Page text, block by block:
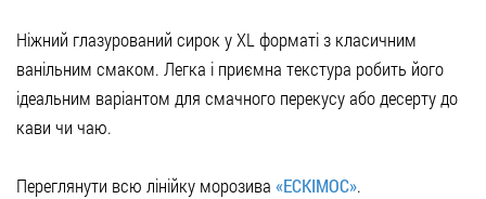
Ніжний глазурований сирок у XL форматі з класичним
ванільним смаком. Легка і приємна текстура робить його
ідеальним варіантом для смачного перекусу або десерту до
кави чи чаю.
Переглянути всю лінійку морозива «ЕСКІМОС».